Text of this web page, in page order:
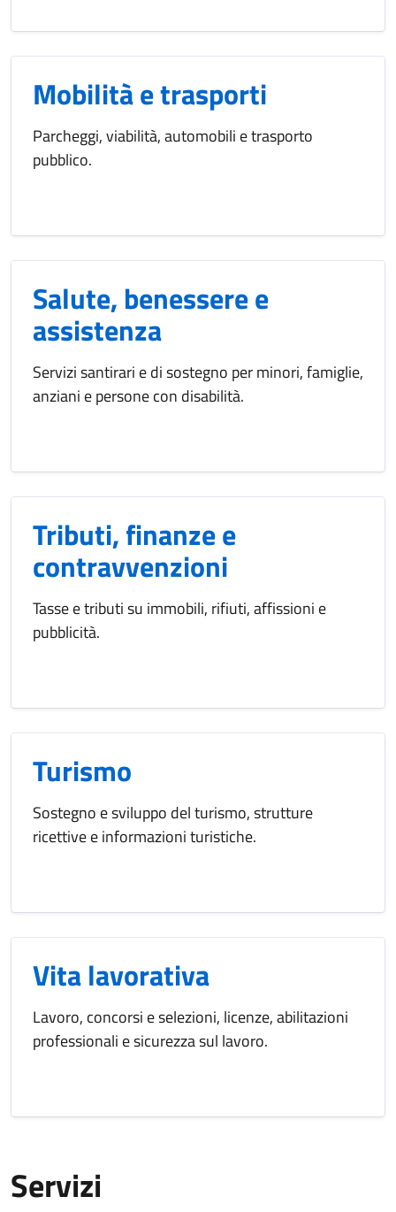
Mobilità e trasporti
Parcheggi, viabilità, automobili e trasporto
pubblico.
Salute, benessere e
assistenza
Servizi santirari e di sostegno per minori, famiglie,
anziani e persone con disabilità.
Tributi, finanze e
contravvenzioni
Tasse e tributi su immobili, rifiuti, affissioni e
pubblicità.
Turismo
Sostegno e sviluppo del turismo, strutture
ricettive e informazioni turistiche.
Vita lavorativa
Lavoro, concorsi e selezioni, licenze, abilitazioni
professionali e sicurezza sul lavoro.
Servizi